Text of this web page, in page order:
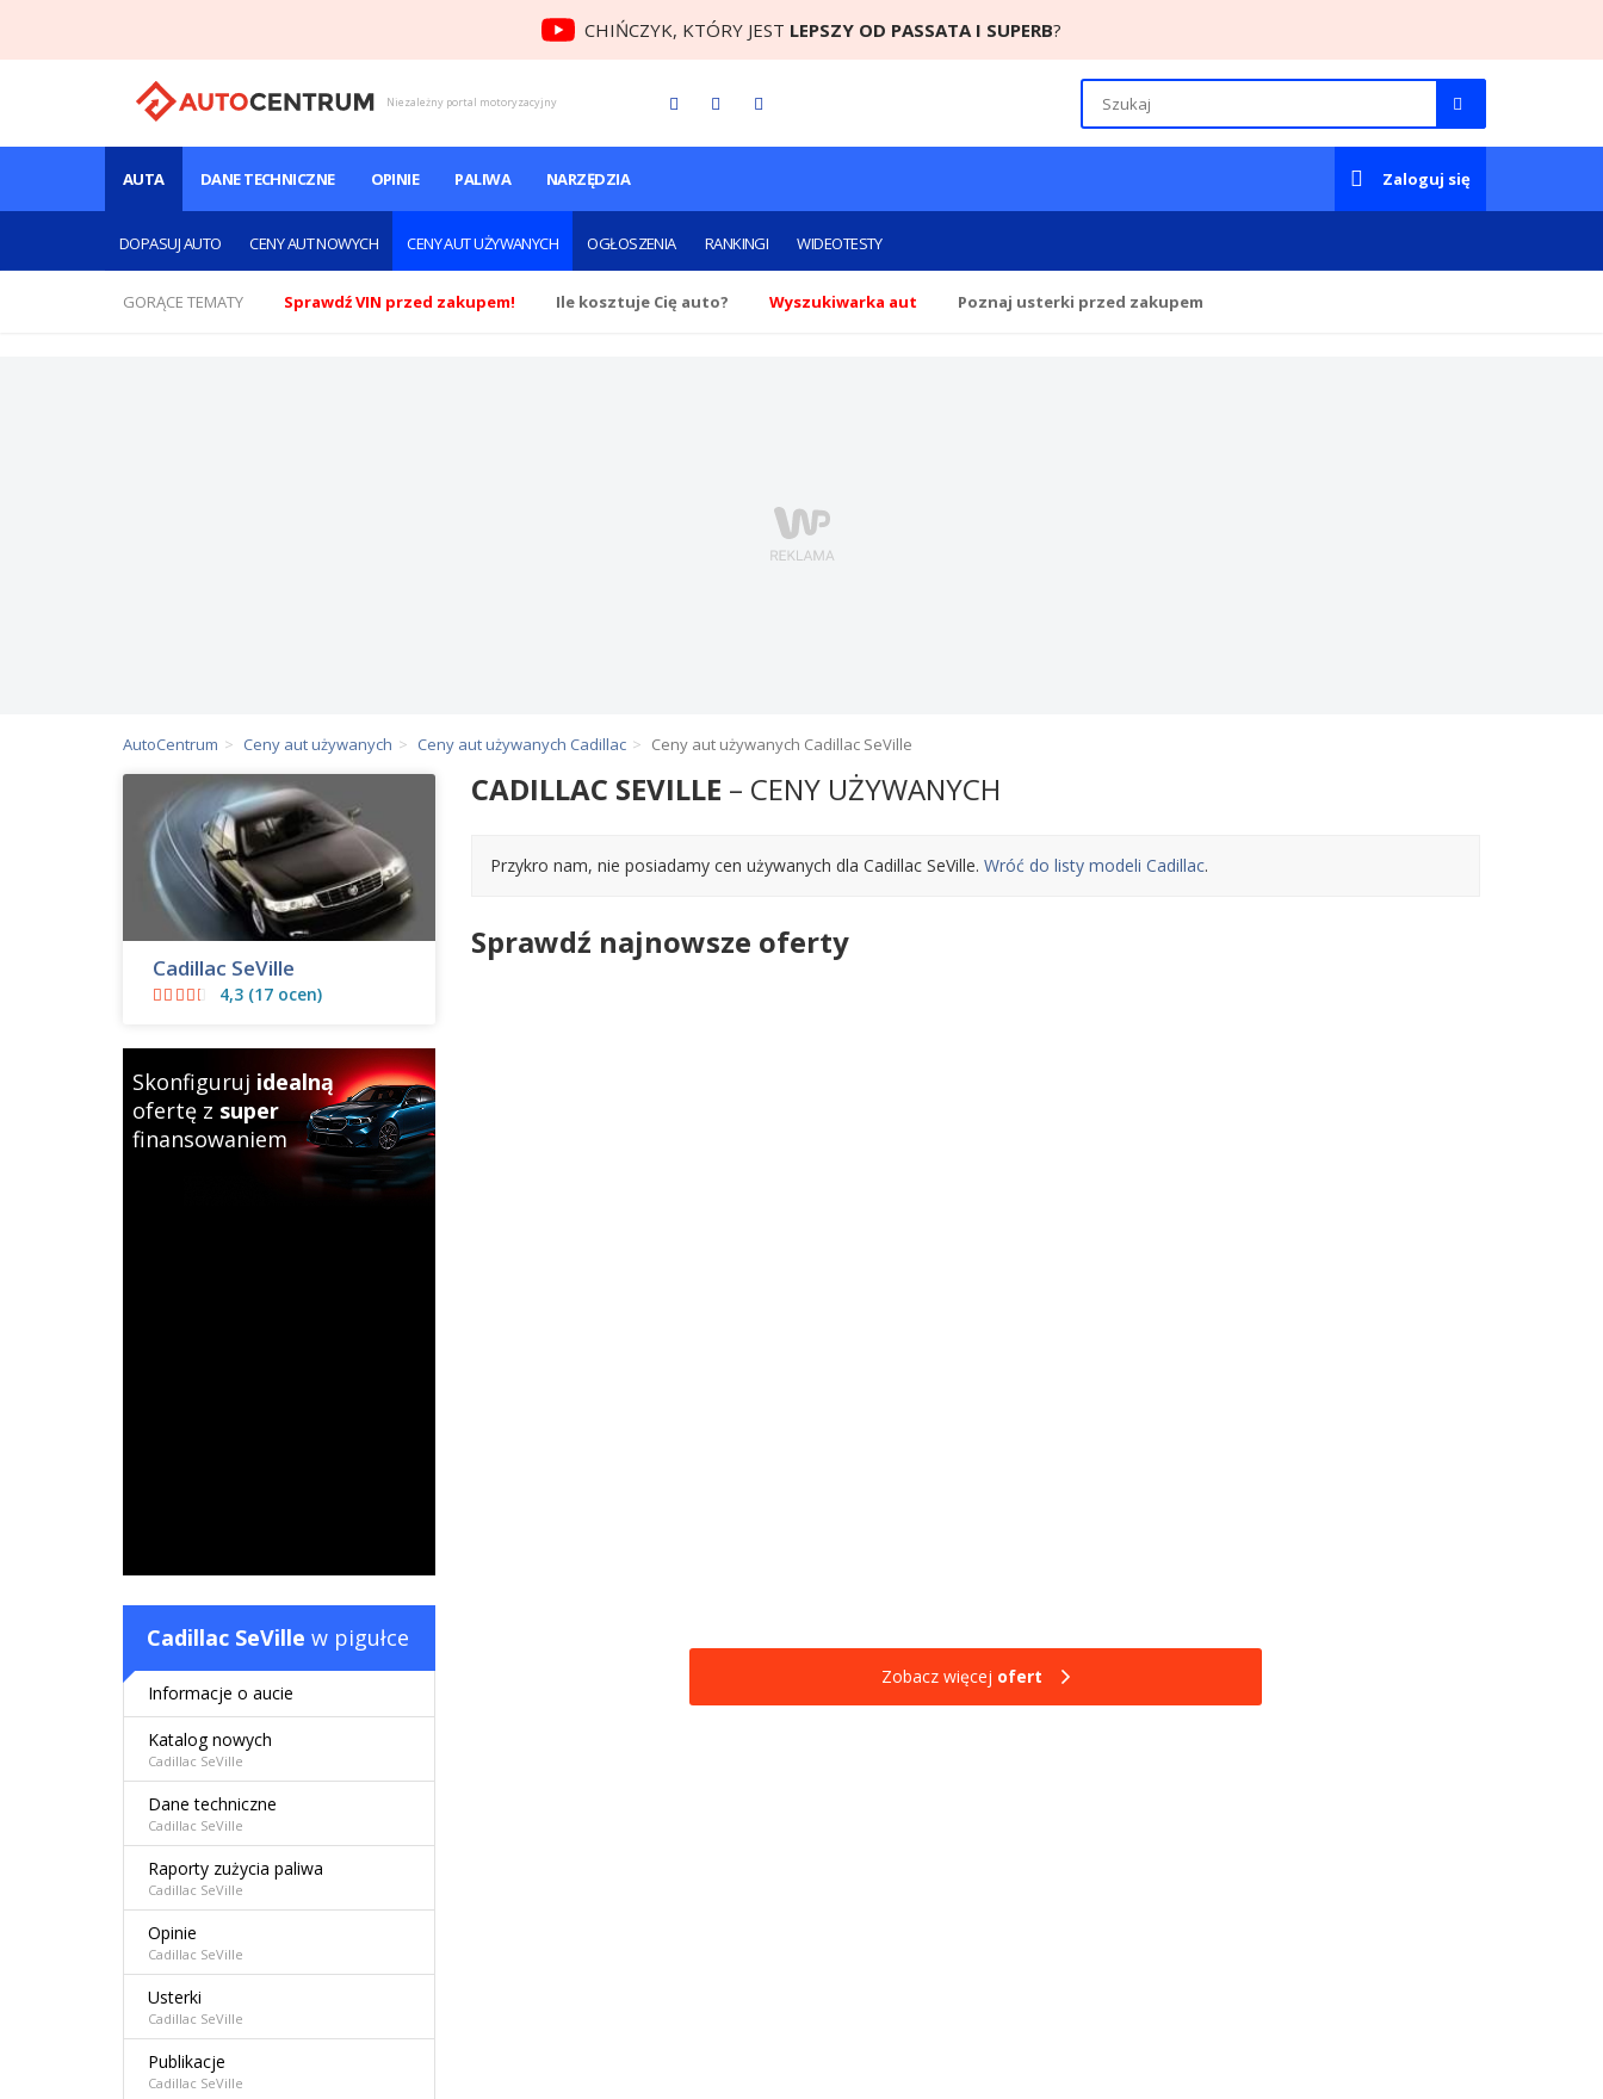
CHIŃCZYK, KTÓRY JEST LEPSZY OD PASSATA I SUPERB?
Niezależny portal motoryzacyjny
AUTA
DOPASUJ AUTO CENY AUT NOWYCH CENY AUT UŻYWANYCH OGŁOSZENIA RANKINGI WIDEOTESTY
DANE TECHNICZNE OPINIE PALIWA NARZĘDZIA Zaloguj się
GORĄCE TEMATY Sprawdź VIN przed zakupem! Ile kosztuje Cię auto? Wyszukiwarka aut Poznaj usterki przed zakupem
AutoCentrum Ceny aut używanych Ceny aut używanych Cadillac Ceny aut używanych Cadillac SeVille
CADILLAC SEVILLE – CENY UŻYWANYCH
Przykro nam, nie posiadamy cen używanych dla Cadillac SeVille. Wróć do listy modeli Cadillac.
Sprawdź najnowsze oferty
Zobacz więcej ofert
Cadillac SeVille
4,3 (17 ocen)
Skonfiguruj idealną
ofertę z super
finansowaniem
Cadillac SeVille w pigułce
Informacje o aucie
Katalog nowych
Cadillac SeVille
Dane techniczne
Cadillac SeVille
Raporty zużycia paliwa
Cadillac SeVille
Opinie
Cadillac SeVille
Usterki
Cadillac SeVille
Publikacje
Cadillac SeVille